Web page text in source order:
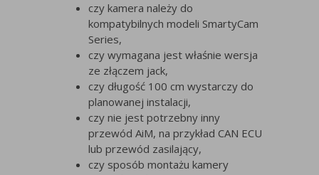
czy kamera należy do
kompatybilnych modeli SmartyCam
Series,
czy wymagana jest właśnie wersja
ze złączem jack,
czy długość 100 cm wystarczy do
planowanej instalacji,
czy nie jest potrzebny inny
przewód AiM, na przykład CAN ECU
lub przewód zasilający,
czy sposób montażu kamery